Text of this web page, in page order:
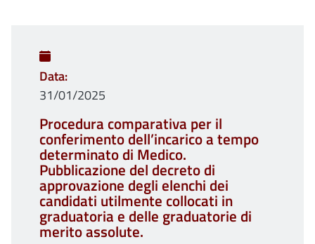
Data
31/01/2025
Procedura comparativa per il
conferimento dell’incarico a tempo
determinato di Medico.
Pubblicazione del decreto di
approvazione degli elenchi dei
candidati utilmente collocati in
graduatoria e delle graduatorie di
merito assolute.